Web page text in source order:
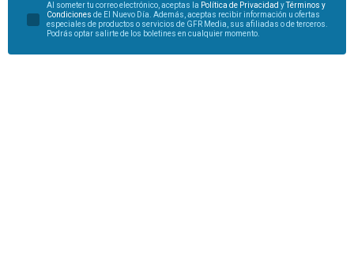
Al someter tu correo electrónico, aceptas la Política de Privacidad yTérminos y
Condiciones de El Nuevo Día. Además, aceptas recibir información u ofertas
especiales de productos o servicios de GFR Media, sus afiliadas o de terceros.
Podrás optar salirte de los boletines en cualquier momento.